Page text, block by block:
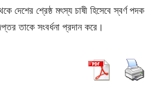
দেশের শ্রেষ্ঠ মৎস্য চাষী হিসেবে স্বর্ণ পদক
তাকে সংবর্ধনা প্রদান করে।